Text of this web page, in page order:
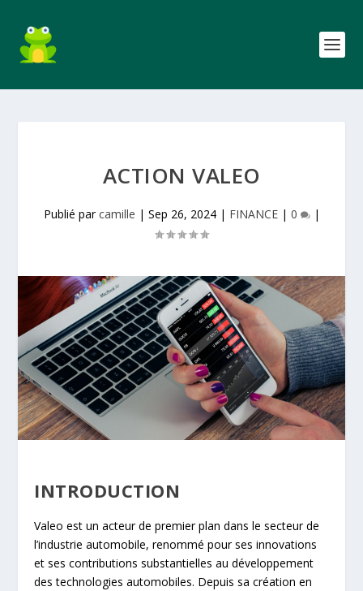
ACTION VALEO
Publié parcamille | Sep 26, 2024| FINANCE| 0 |
INTRODUCTION
Valeo est un acteur de premier plan dans le secteur de
l’industrie automobile, renommé pour ses innovations
et ses contributions substantielles au développement
des technologies automobiles. Depuis sa création en